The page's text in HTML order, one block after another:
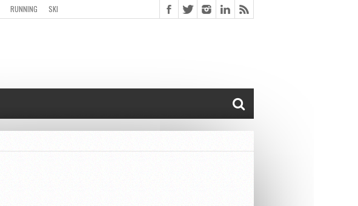
RUNNING
SKI